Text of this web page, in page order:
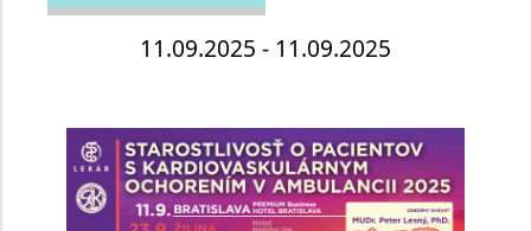
11.09.2025 - 11.09.2025